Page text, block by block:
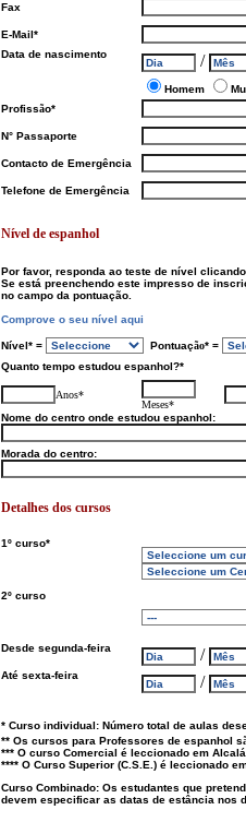
Fax
E-Mail*
Data de nascimento
/
Homem
Profissão*
N° Passaporte
Contacto de Emergência
Telefone de Emergência
Nível de espanhol
Por favor, responda ao teste de nível
Se está preenchendo este impresso de
no campo da pontuação.
Comprove o seu nível aqui
Nível* = Pontuação* =
Quanto tempo estudou espanhol?*
Anos*
Meses*
Nome do centro onde estudou espanhol:
Morada do centro:
Detalhes dos cursos
1º curso*
2º curso
Desde segunda-feira /
Até sexta-feira /
* Curso individual: Número total de aulas
** Os cursos para Professores de espanhol s
*** O curso Comercial é leccionado em
**** O Curso Superior (C.S.E.) é leccionado
Curso Combinado: Os estudantes que
devem especificar as datas de estância nos